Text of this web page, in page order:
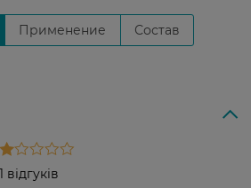
Применение Состав
1 відгуків